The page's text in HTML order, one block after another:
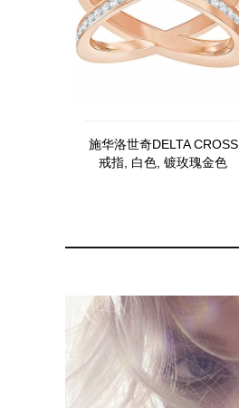
施华洛世奇DELTA CROSS
戒指, 白色, 镀玫瑰金色